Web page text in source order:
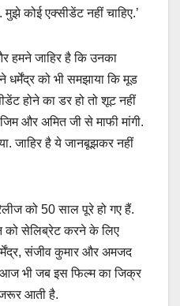
कोई एक्सीडेंट नहीं चाहिए.’
हमने जाहिर है कि उनका
धर्मेंद्र को भी समझाया कि मूड
होने का डर हो तो शूट नहीं
और अमित जी से माफी मांगी.
जाहिर है ये जानबूझकर नहीं
को 50 साल पूरे हो गए हैं.
को सेलिब्रेट करने के लिए
संजीव कुमार और अमजद
आज भी जब इस फिल्म का जिक्र
आती है.